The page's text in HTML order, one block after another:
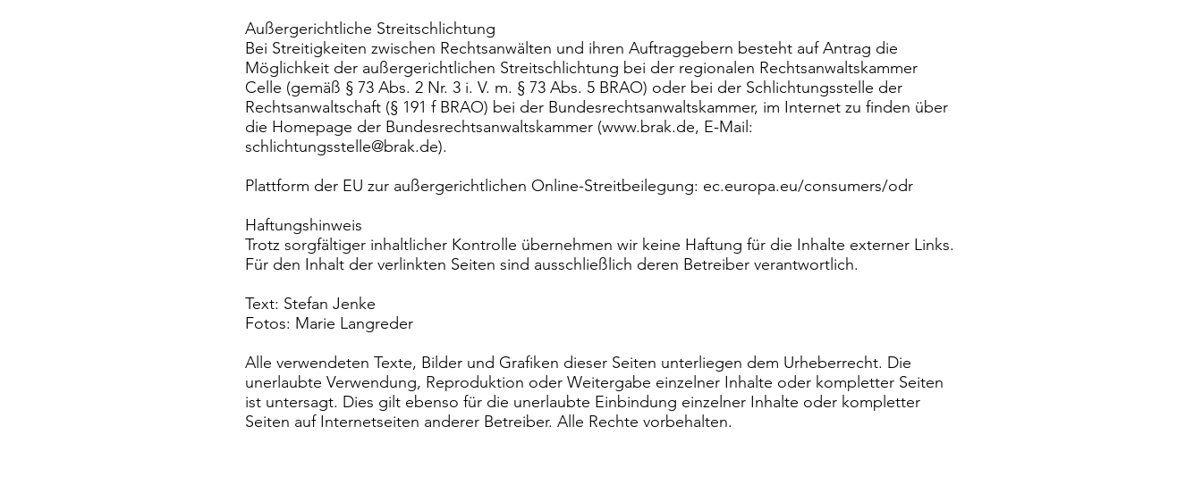
Außergerichtliche Streitschlichtung
Bei Streitigkeiten zwischen Rechtsanwälten und ihren Auftraggebern besteht auf Antrag die
Möglichkeit der außergerichtlichen Streitschlichtung bei der regionalen Rechtsanwaltskammer
Celle (gemäß § 73 Abs. 2 Nr. 3 i. V. m. § 73 Abs. 5 BRAO) oder bei der Schlichtungsstelle der
Rechtsanwaltschaft (§ 191 f BRAO) bei der Bundesrechtsanwaltskammer, im Internet zu finden über
die Homepage der Bundesrechtsanwaltskammer (www.brak.de, E-Mail:
schlichtungsstelle@brak.de).
Plattform der EU zur außergerichtlichen Online-Streitbeilegung: ec.europa.eu/consumers/odr
Haftungshinweis
Trotz sorgfältiger inhaltlicher Kontrolle übernehmen wir keine Haftung für die Inhalte externer Links.
Für den Inhalt der verlinkten Seiten sind ausschließlich deren Betreiber verantwortlich.
Text: Stefan Jenke
Fotos: Marie Langreder
Alle verwendeten Texte, Bilder und Grafiken dieser Seiten unterliegen dem Urheberrecht. Die
unerlaubte Verwendung, Reproduktion oder Weitergabe einzelner Inhalte oder kompletter Seiten
ist untersagt. Dies gilt ebenso für die unerlaubte Einbindung einzelner Inhalte oder kompletter
Seiten auf Internetseiten anderer Betreiber. Alle Rechte vorbehalten.